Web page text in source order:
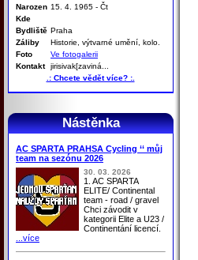
Narozen 15. 4. 1965 - Čt
Kde
Bydliště Praha
Záliby
Historie, výtvarné umění, kolo.
Foto
Ve fotogalerii
Kontakt jirisivak[zaviná...
.: Chcete vědět více? :.
Nástěnka
AC SPARTA PRAHSA Cycling ‘‘ můj
team na sezónu 2026
30. 03. 2026
1. AC SPARTA
ELITE/ Continental
team - road / gravel
Chci závodit v
kategorii Elite a U23 /
Continentání licencí.
...více